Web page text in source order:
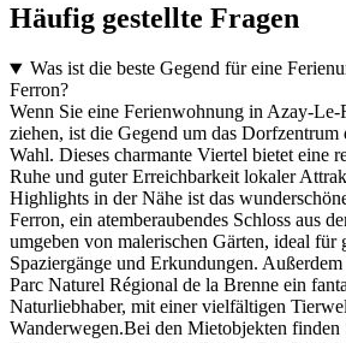
Häufig gestellte Fragen
Was ist die beste Gegend für eine
Ferron?
Wenn Sie eine Ferienwohnung in Azay-Le-
ziehen, ist die Gegend um das Dorfzentrum
Wahl. Dieses charmante Viertel bietet eine
Ruhe und guter Erreichbarkeit lokaler
Highlights in der Nähe ist das
Ferron, ein atemberaubendes Schloss aus
umgeben von malerischen Gärten, ideal für
Spaziergänge und Erkundungen.
Parc Naturel Régional de la Brenne ein
Naturliebhaber, mit einer vielfältigen
Wanderwegen.Bei den Mietobjekten